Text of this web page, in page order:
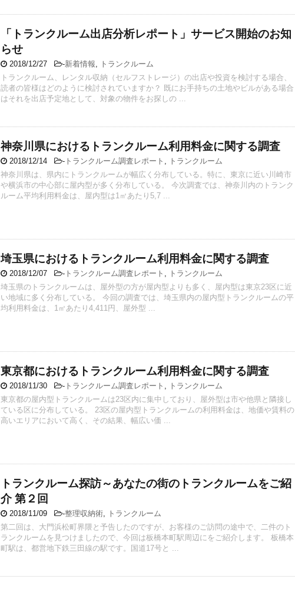
「トランクルーム出店分析レポート」サービス開始のお知
らせ
2018/12/27 -新着情報,
トランクルーム
トランクルーム、レンタル収納（セルフストレージ）の出店や投資を検討する場合、
読者の皆様はどのように検討されていますか？ 既にお手持ちの土地やビルがある場合
はそれを出店予定地として、対象の物件をお探しの ...
神奈川県におけるトランクルーム利用料金に関する調査
2018/12/14 - トランクルーム調査レポート ,
トランクルーム
神奈川県は、県内にトランクルームが幅広く分布している。特に、東京に近い川崎市
や横浜市の中心部に屋内型が多く分布している。 今次調査では、神奈川内のトランク
ルーム平均利用料金は、屋内型は1㎡あたり5,7 ...
埼玉県におけるトランクルーム利用料金に関する調査
2018/12/07 - トランクルーム調査レポート ,
トランクルーム
埼玉県のトランクルームは、屋外型の方が屋内型よりも多く、屋内型は東京23区に近
い地域に多く分布している。 今回の調査では、埼玉県内の屋内型トランクルームの平
均利用料金は、1㎡あたり4,411円、屋外型 ...
東京都におけるトランクルーム利用料金に関する調査
2018/11/30 - トランクルーム調査レポート ,
トランクルーム
東京都の屋内型トランクルームは23区内に集中しており、屋外型は市や他県と隣接し
ている区に分布している。 23区の屋内型トランクルームの利用料金は、地価や賃料の
高いエリアにおいて高く、その結果、幅広い価 ...
トランクルーム探訪～あなたの街のトランクルームをご紹
介 第２回
2018/11/09 -整理収納術,
トランクルーム
第二回は、大門浜松町界隈と予告したのですが、お客様のご訪問の途中で、二件のト
ランクルームを見つけましたので、今回は板橋本町駅周辺にをご紹介します。 板橋本
町駅は、都営地下鉄三田線の駅です。国道17号と ...